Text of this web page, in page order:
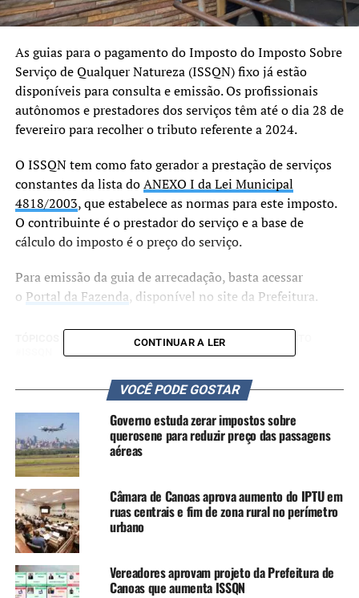
As guias para o pagamento do Imposto do Imposto Sobre
Serviço de Qualquer Natureza (ISSQN) fixo já estão
disponíveis para consulta e emissão. Os profissionais
autônomos e prestadores dos serviços têm até o dia 28 de
fevereiro para recolher o tributo referente a 2024.
O ISSQN tem como fato gerador a prestação de serviços
constantes da lista doANEXO I da Lei Municipal
4818/2003, que estabelece as normas para este imposto.
O contribuinte é o prestador do serviço e a base de
cálculo do imposto é o preço do serviço.
Para emissão da guia de arrecadação, basta acessar
o Portal da Fazenda, disponível no site da Prefeitura.
TÓPICOS RELACIONADOS: FEATURED GUIAS
Banco de Oportunidades tem mais de 540 vagas disponíveis
NÃO SE ESQUEÇA
Decreto de emergência passa pelo Estado e vai à aprovação
federal
CONTINUAR A LER
VOCÊ PODE GOSTAR
Governo estuda zerar impostos sobre
querosene para reduzir preço das passagens
aéreas
Câmara de Canoas aprova aumento do IPTU em
ruas centrais e fim de zona rural no perímetro
urbano
Vereadores aprovam projeto da Prefeitura de
Canoas que aumenta ISSQN